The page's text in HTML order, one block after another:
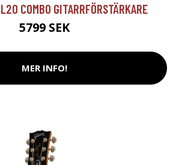
COMBO GITARRFÖRSTÄRKARE
5799 SEK
MER INFO!